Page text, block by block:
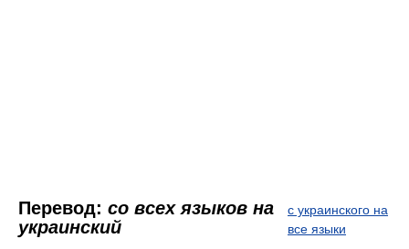
Перевод: со всех языков на
украинский
с украинского на
все языки